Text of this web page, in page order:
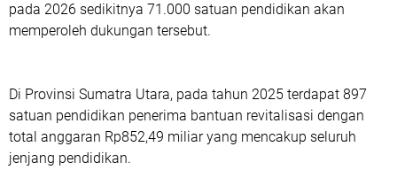
pada 2026 sedikitnya 71.000 satuan pendidikan akan
memperoleh dukungan tersebut.
Di Provinsi Sumatra Utara, pada tahun 2025 terdapat 897
satuan pendidikan penerima bantuan revitalisasi dengan
total anggaran Rp852,49 miliar yang mencakup seluruh
jenjang pendidikan.